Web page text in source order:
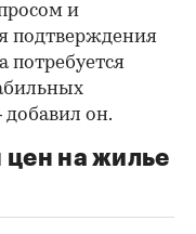
и
подтверждения
потребуется
он.
цен на жилье